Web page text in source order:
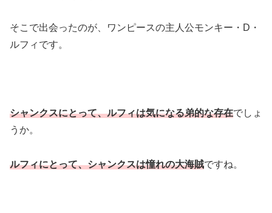
そこで出会ったのが、ワンピースの主人公モンキー・D・
ルフィです。
シャンクスにとって、ルフィは気になる弟的な存在でしょ
うか。
ルフィにとって、シャンクスは憧れの大海賊ですね。